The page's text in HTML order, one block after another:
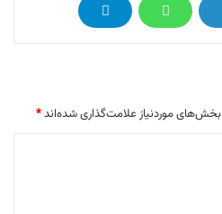
بخش‌های موردنیاز علامت‌گذاری شده‌اند*